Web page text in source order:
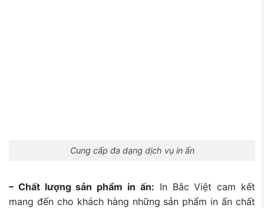
Cung cấp đa dạng dịch vụ in ấn
– Chất lượng sản phẩm in ấn: In Bắc Việt cam kết
mang đến cho khách hàng những sản phẩm in ấn chất